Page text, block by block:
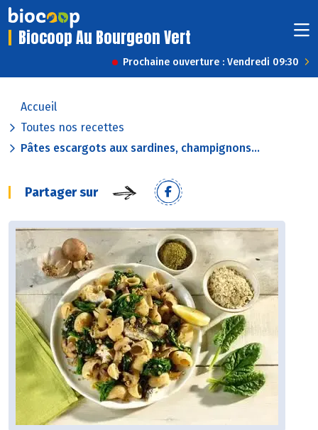
Biocoop Au Bourgeon Vert
Prochaine ouverture : Vendredi 09:30
Accueil
Toutes nos recettes
Pâtes escargots aux sardines, champignons...
Partager sur